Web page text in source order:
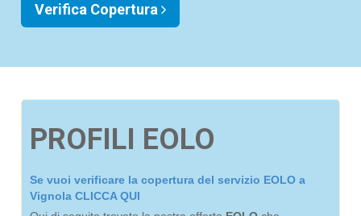
Verifica Copertura
PROFILI EOLO
Se vuoi verificare la copertura del servizio EOLO a
Vignola CLICCA QUI